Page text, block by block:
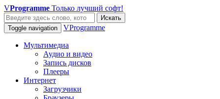
VProgramme Только лучший софт!
Искать
Toggle navigation
VProgramme
Мультимедиа
Аудио и видео
Запись дисков
Плееры
Интернет
Загрузчики